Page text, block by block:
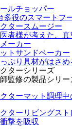
ルチョッパー
多役のスマートフ
クタースムージー
者様が考えた、
ーカー
トサンドベーカー
ぷり具材がはさ
クターシリーズ
監修の製品シリー
クターマット 調理中
クターリビングス
撃を吸収